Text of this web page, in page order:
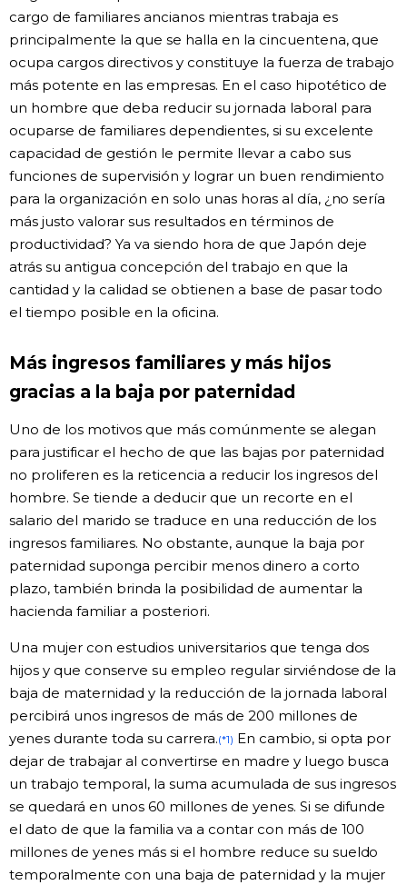
cargo de familiares ancianos mientras trabaja es
principalmente la que se halla en la cincuentena, que
ocupa cargos directivos y constituye la fuerza de trabajo
más potente en las empresas. En el caso hipotético de
un hombre que deba reducir su jornada laboral para
ocuparse de familiares dependientes, si su excelente
capacidad de gestión le permite llevar a cabo sus
funciones de supervisión y lograr un buen rendimiento
para la organización en solo unas horas al día, ¿no sería
más justo valorar sus resultados en términos de
productividad? Ya va siendo hora de que Japón deje
atrás su antigua concepción del trabajo en que la
cantidad y la calidad se obtienen a base de pasar todo
el tiempo posible en la oficina.
Más ingresos familiares y más hijos
gracias a la baja por paternidad
Uno de los motivos que más comúnmente se alegan
para justificar el hecho de que las bajas por paternidad
no proliferen es la reticencia a reducir los ingresos del
hombre. Se tiende a deducir que un recorte en el
salario del marido se traduce en una reducción de los
ingresos familiares. No obstante, aunque la baja por
paternidad suponga percibir menos dinero a corto
plazo, también brinda la posibilidad de aumentar la
hacienda familiar a posteriori.
Una mujer con estudios universitarios que tenga dos
hijos y que conserve su empleo regular sirviéndose de la
baja de maternidad y la reducción de la jornada laboral
percibirá unos ingresos de más de 200 millones de
yenes durante toda su carrera.(*1) En cambio, si opta por
dejar de trabajar al convertirse en madre y luego busca
un trabajo temporal, la suma acumulada de sus ingresos
se quedará en unos 60 millones de yenes. Si se difunde
el dato de que la familia va a contar con más de 100
millones de yenes más si el hombre reduce su sueldo
temporalmente con una baja de paternidad y la mujer